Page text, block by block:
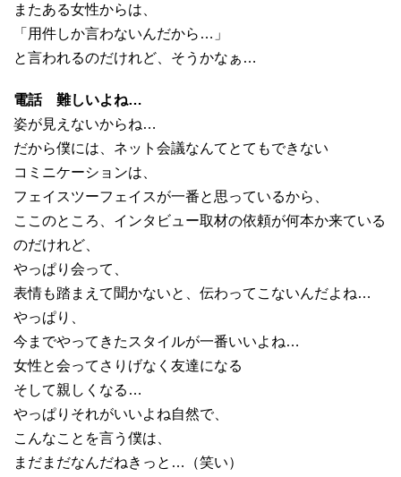
またある女性からは、
「用件しか言わないんだから…」
と言われるのだけれど、そうかなぁ…
電話 難しいよね…
姿が見えないからね…
だから僕には、ネット会議なんてとてもできない
コミニケーションは、
フェイスツーフェイスが一番と思っているから、
ここのところ、インタビュー取材の依頼が何本か来ている
のだけれど、
やっぱり会って、
表情も踏まえて聞かないと、伝わってこないんだよね…
やっぱり、
今までやってきたスタイルが一番いいよね…
女性と会ってさりげなく友達になる
そして親しくなる…
やっぱりそれがいいよね自然で、
こんなことを言う僕は、
まだまだなんだねきっと…（笑い）